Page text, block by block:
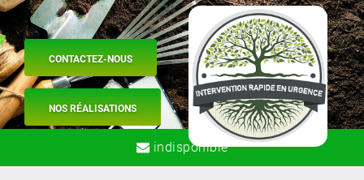
CONTACTEZ-NOUS
NOS RÉALISATIONS
indisponible